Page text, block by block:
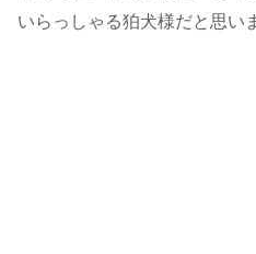
いらっしゃる狛犬様だと思い